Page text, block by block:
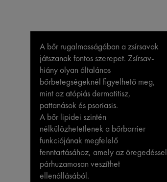
A bőr rugalmasságában a zsírsavak
játszanak fontos szerepet. Zsírsav-
hiány olyan általános
bőrbetegségeknél figyelhető meg,
mint az atópiás dermatitisz,
pattanások és psoriasis.
A bőr lipidei szintén
nélkülözhetetlenek a bőrbarrier
funkciójának megfelelő
fenntartásához, amely az öregedéssel
párhuzamosan veszíthet
ellenállásából.